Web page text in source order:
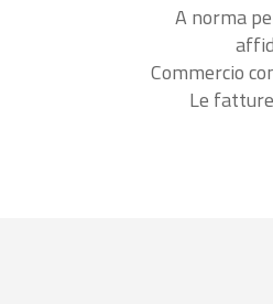
A norma
Commercio
Le